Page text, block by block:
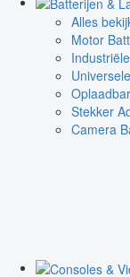
Alles
Motor
Stekker
Camera